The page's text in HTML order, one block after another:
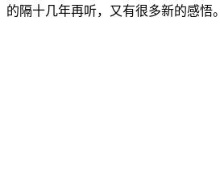
的隔十几年再听，又有很多新的感悟。